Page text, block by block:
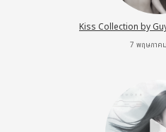
Kiss Collection by
7 พฤษภาค